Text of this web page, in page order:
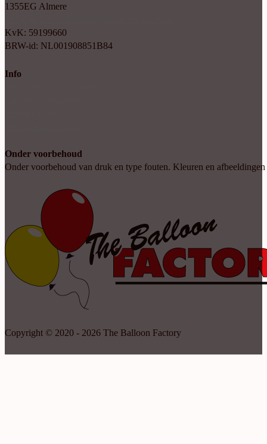
1355EG Almere
KvK: 59199660
BRW-id: NL001908851B84
Info
Onder voorbehoud
Onder voorbehoud van druk en type fouten. Kleuren en
Copyright © 2020 - 2026 The Balloon Factory